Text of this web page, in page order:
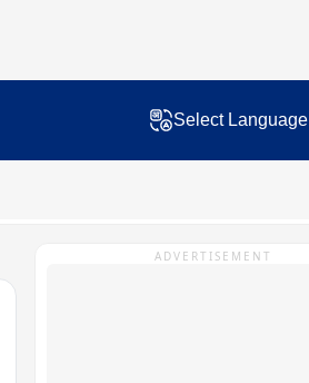
Select Language
ADVERTISEMENT